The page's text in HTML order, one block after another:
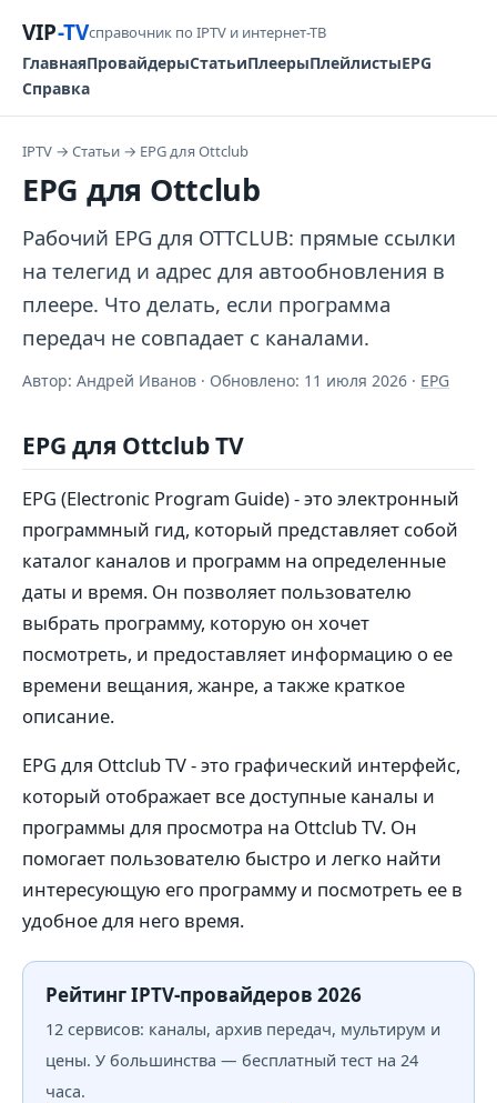
VIP-TVсправочник по IPTV и интернет-ТВ
ГлавнаяПровайдерыСтатьиПлеерыПлейлистыEPG
Справка
IPTV → Статьи → EPG для Ottclub
EPG для Ottclub
Рабочий EPG для OTTCLUB: прямые ссылки
на телегид и адрес для автообновления в
плеере. Что делать, если программа
передач не совпадает с каналами.
Автор: Андрей Иванов · Обновлено: 11 июля 2026 · EPG
EPG для Ottclub TV
EPG (Electronic Program Guide) - это электронный
программный гид, который представляет собой
каталог каналов и программ на определенные
даты и время. Он позволяет пользователю
выбрать программу, которую он хочет
посмотреть, и предоставляет информацию о ее
времени вещания, жанре, а также краткое
описание.
EPG для Ottclub TV - это графический интерфейс,
который отображает все доступные каналы и
программы для просмотра на Ottclub TV. Он
помогает пользователю быстро и легко найти
интересующую его программу и посмотреть ее в
удобное для него время.
Рейтинг IPTV-провайдеров 2026
12 сервисов: каналы, архив передач, мультирум и
цены. У большинства — бесплатный тест на 24
часа.